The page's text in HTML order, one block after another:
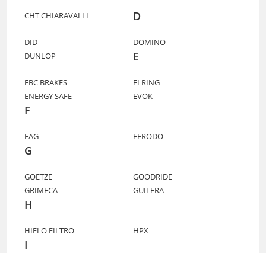
CHT CHIARAVALLI D
DID
DOMINO
DUNLOP
E
EBC BRAKES
ELRING
ENERGY SAFE
EVOK
F
FAG FERODO
G
GOETZE
GOODRIDE
GRIMECA
GUILERA
H
HIFLO FILTRO HPX
I